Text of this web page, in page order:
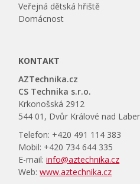
Veřejná dětská hřiště
Domácnost
KONTAKT
AZTechnika.cz
CS Technika s.r.o.
Krkonošská 2912
544 01, Dvůr Králové nad
Telefon: +420 491 114 383
Mobil: +420 734 644 335
E-mail:info@aztechnika.cz
Web:www.aztechnika.cz